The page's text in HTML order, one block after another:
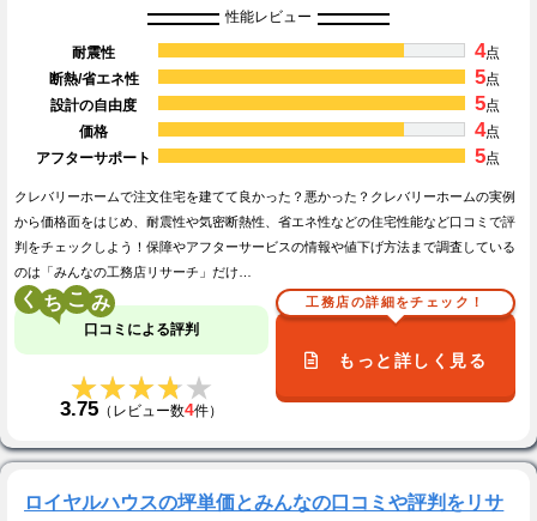
性能レビュー
耐震性 4点
断熱/省エネ性
5点
設計の自由度
5点
価格
4点
アフターサポート
5点
クレバリーホームで注文住宅を建てて良かった？悪かった？クレバリーホームの実例
から価格面をはじめ、耐震性や気密断熱性、省エネ性などの住宅性能など口コミで評
判をチェックしよう！保障やアフターサービスの情報や値下げ方法まで調査している
のは「みんなの工務店リサーチ」だけ…
く こ
口コミによる評判
★★★★★
★★★★★
3.75 （レビュー数4件）
工務店の詳細をチェック！
もっと詳しく見る
ロイヤルハウスの坪単価とみんなの口コミや評判をリサ